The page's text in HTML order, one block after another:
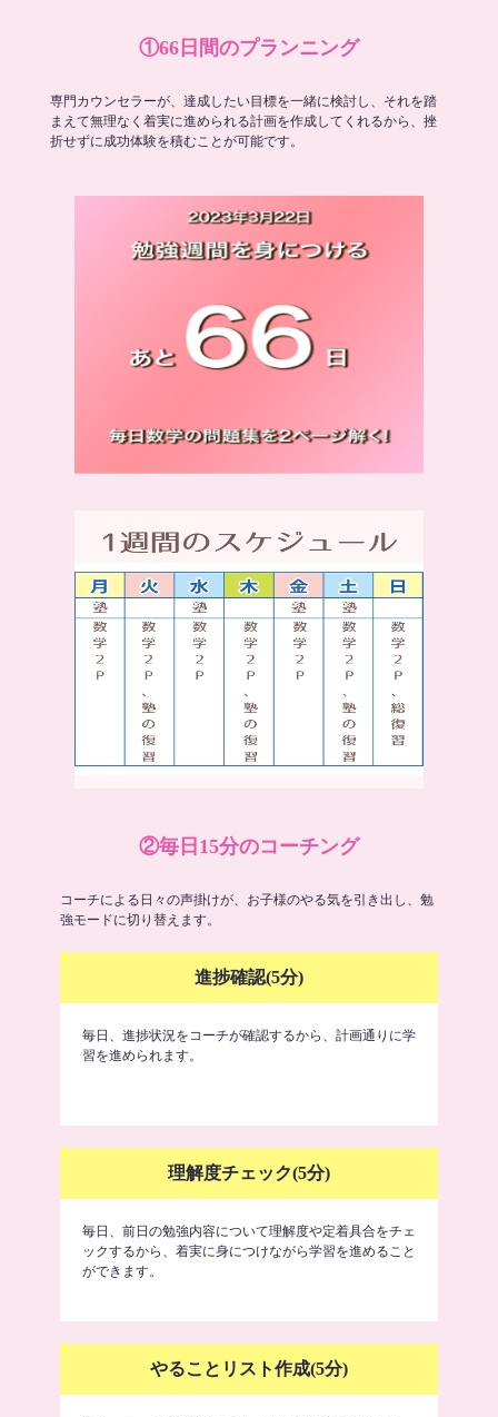
①66日間のプランニング
専門カウンセラーが、達成したい目標を一緒に検討し、それを踏
まえて無理なく着実に進められる計画を作成してくれるから、挫
折せずに成功体験を積むことが可能です。
②毎日15分のコーチング
コーチによる日々の声掛けが、お子様のやる気を引き出し、勉
強モードに切り替えます。
進捗確認(5分)
毎日、進捗状況をコーチが確認するから、計画通りに学
習を進められます。
理解度チェック(5分)
毎日、前日の勉強内容について理解度や定着具合をチェ
ックするから、着実に身につけながら学習を進めること
ができます。
やることリスト作成(5分)